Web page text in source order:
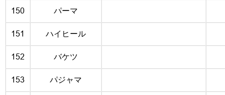
150 パーマ
151 ハイヒール
152 バケツ
153 パジャマ